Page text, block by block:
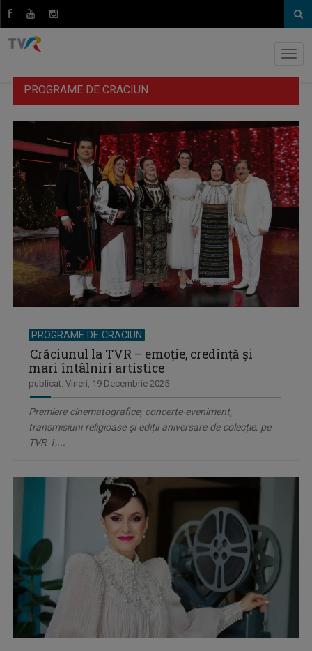
PROGRAME DE CRACIUN
PROGRAME DE CRACIUN
Crăciunul la TVR – emoție, credință și
mari întâlniri artistice
publicat: Vineri, 19 Decembrie 2025
Premiere cinematografice, concerte-eveniment,
transmisiuni religioase și ediții aniversare de colecție, pe
TVR 1,...